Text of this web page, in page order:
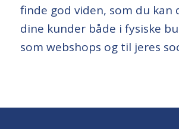
finde god viden, som du kan
dine kunder både i fysiske
som webshops og til jeres